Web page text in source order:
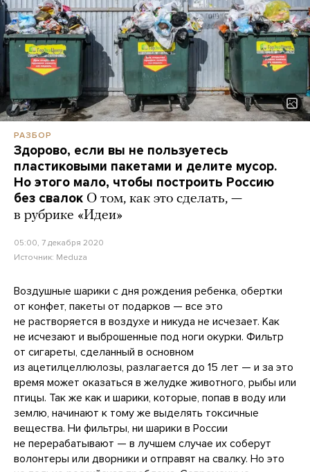
РАЗБОР
Здорово, если вы не пользуетесь
пластиковыми пакетами и делите мусор.
Но этого мало, чтобы построить Россию
без свалок О том, как это сделать, —
в рубрике «Идеи»
05:00, 7 декабря 2020
Источник: Meduza
Воздушные шарики с дня рождения ребенка, обертки
от конфет, пакеты от подарков — все это
не растворяется в воздухе и никуда не исчезает. Как
не исчезают и выброшенные под ноги окурки. Фильтр
от сигареты, сделанный в основном
из ацетилцеллюлозы, разлагается до 15 лет — и за это
время может оказаться в желудке животного, рыбы или
птицы. Так же как и шарики, которые, попав в воду или
землю, начинают к тому же выделять токсичные
вещества. Ни фильтры, ни шарики в России
не перерабатывают — в лучшем случае их соберут
волонтеры или дворники и отправят на свалку. Но это